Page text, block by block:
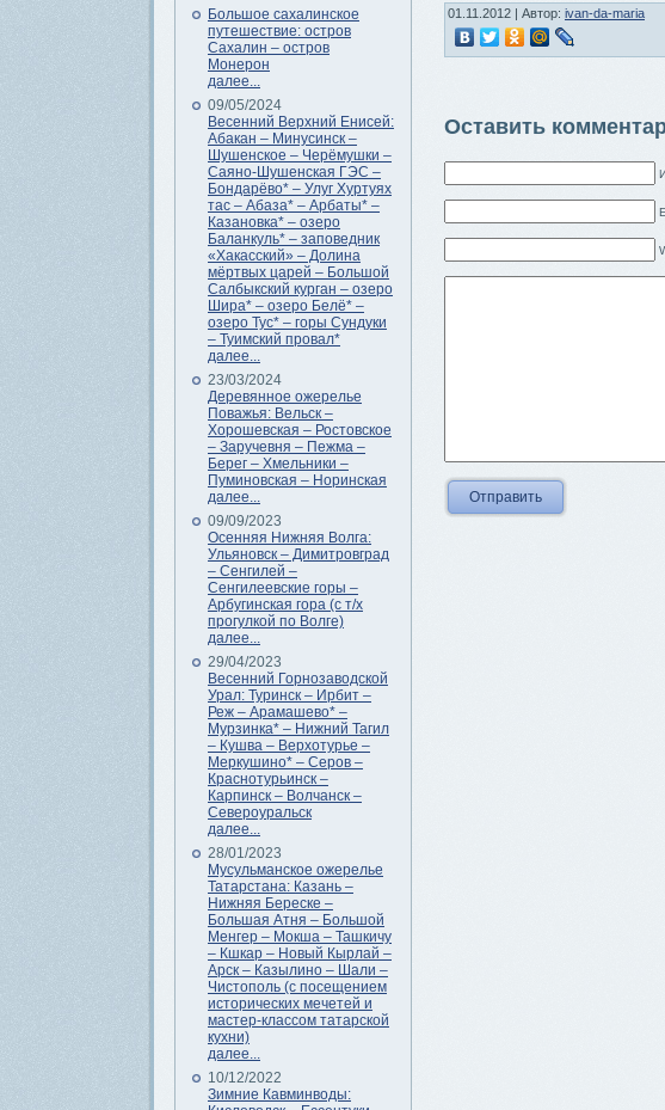
Большое сахалинское
путешествие: остров
Сахалин – остров
Монерон
далее...
09/05/2024
Весенний Верхний Енисей:
Абакан – Минусинск –
Шушенское – Черёмушки –
Саяно-Шушенская ГЭС –
Бондарёво* – Улуг Хуртуях
тас – Абаза* – Арбаты* –
Казановка* – озеро
Баланкуль* – заповедник
«Хакасский» – Долина
мёртвых царей – Большой
Салбыкский курган – озеро
Шира* – озеро Белё* –
озеро Тус* – горы Сундуки
– Туимский провал*
далее...
23/03/2024
Деревянное ожерелье
Поважья: Вельск –
Хорошевская – Ростовское
– Заручевня – Пежма –
Берег – Хмельники –
Пуминовская – Норинская
далее...
09/09/2023
Осенняя Нижняя Волга:
Ульяновск – Димитровград
– Сенгилей –
Сенгилеевские горы –
Арбугинская гора (с т/х
прогулкой по Волге)
далее...
29/04/2023
Весенний Горнозаводской
Урал: Туринск – Ирбит –
Реж – Арамашево* –
Мурзинка* – Нижний Тагил
– Кушва – Верхотурье –
Меркушино* – Серов –
Краснотурьинск –
Карпинск – Волчанск –
Североуральск
далее...
28/01/2023
Мусульманское ожерелье
Татарстана: Казань –
Нижняя Береске –
Большая Атня – Большой
Менгер – Мокша – Ташкичу
– Кшкар – Новый Кырлай –
Арск – Казылино – Шали –
Чистополь (с посещением
исторических мечетей и
мастер-классом татарской
кухни)
далее...
10/12/2022
Зимние Кавминводы:
01.11.2012 | Автор: ivan-da-maria
Оставить